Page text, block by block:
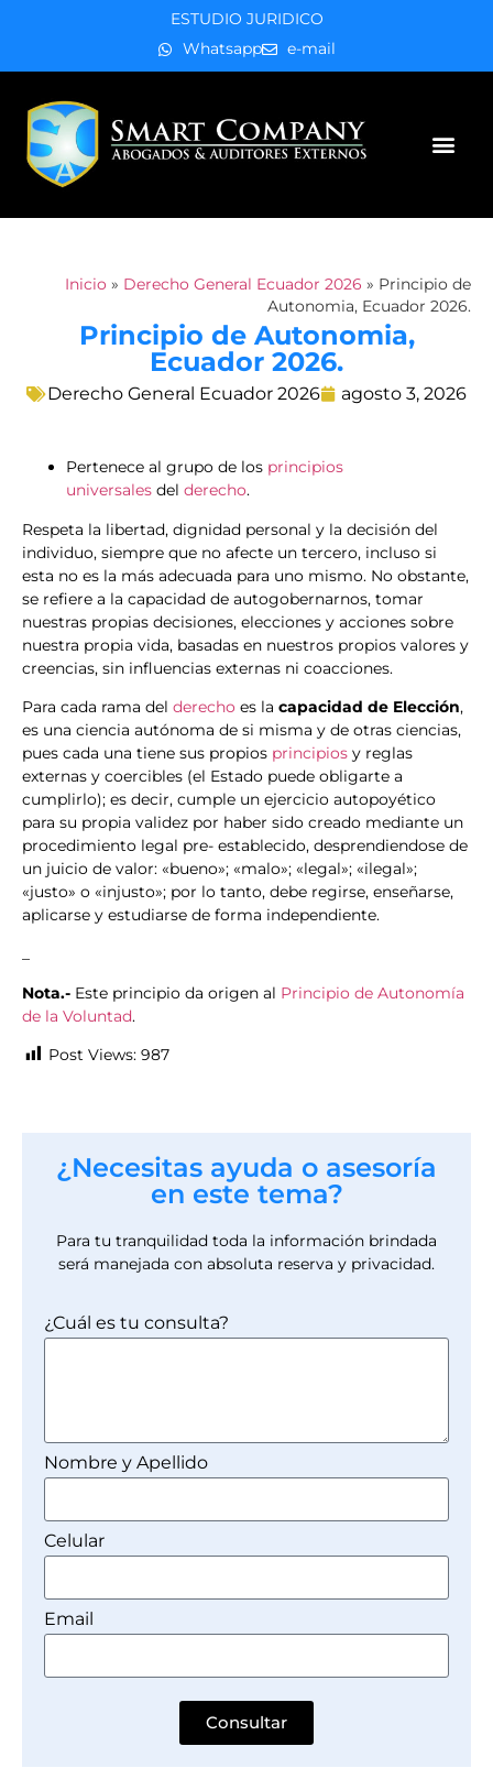
ESTUDIO JURIDICO
Whatsapp
e-mail
Inicio » Derecho General Ecuador 2026 » Principio de
Autonomia, Ecuador 2026.
Principio de Autonomia,
Ecuador 2026.
Derecho General Ecuador 2026 agosto 3, 2026
Pertenece al grupo de los principios
universales del derecho.
Respeta la libertad, dignidad personal y la decisión del
individuo, siempre que no afecte un tercero, incluso si
esta no es la más adecuada para uno mismo. No obstante,
se refiere a la capacidad de autogobernarnos, tomar
nuestras propias decisiones, elecciones y acciones sobre
nuestra propia vida, basadas en nuestros propios valores y
creencias, sin influencias externas ni coacciones.
Para cada rama del derecho es la capacidad de Elección,
es una ciencia autónoma de si misma y de otras ciencias,
pues cada una tiene sus propios principios y reglas
externas y coercibles (el Estado puede obligarte a
cumplirlo); es decir, cumple un ejercicio autopoyético
para su propia validez por haber sido creado mediante un
procedimiento legal pre- establecido, desprendiendose de
un juicio de valor: «bueno»; «malo»; «legal»; «ilegal»;
«justo» o «injusto»; por lo tanto, debe regirse, enseñarse,
aplicarse y estudiarse de forma independiente.
Nota.- Este principio da origen al Principio de Autonomía
de la Voluntad.
Post Views: 987
¿Necesitas ayuda o asesoría
en este tema?
Para tu tranquilidad toda la información brindada
será manejada con absoluta reserva y privacidad.
¿Cuál es tu consulta?
Nombre y Apellido
Celular
Email
Consultar